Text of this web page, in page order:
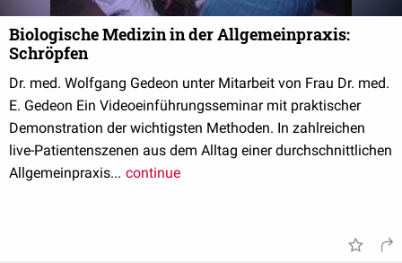
Biologische Medizin in der Allgemeinpraxis:
Schröpfen
Dr. med. Wolfgang Gedeon unter Mitarbeit von Frau Dr. med.
E. Gedeon Ein Videoeinführungsseminar mit praktischer
Demonstration der wichtigsten Methoden. In zahlreichen
live-Patientenszenen aus dem Alltag einer durchschnittlichen
Allgemeinpraxis... continue